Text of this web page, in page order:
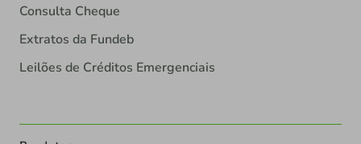
Consulta Cheque
Extratos da Fundeb
Leilões de Créditos Emergenciais